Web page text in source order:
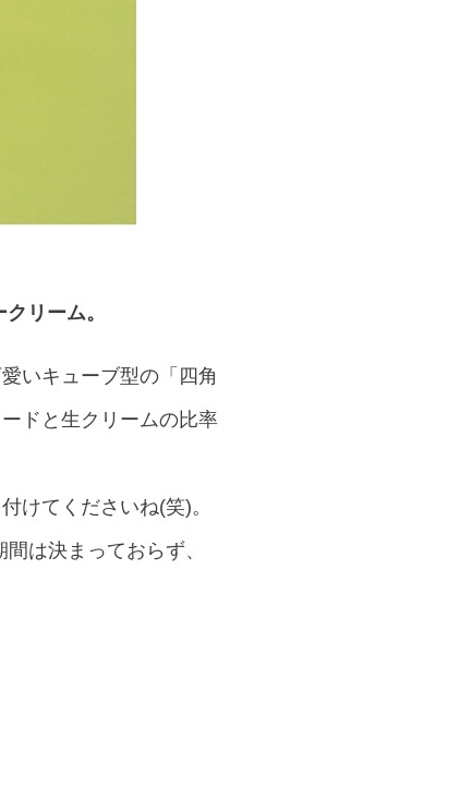
リーム。
いキューブ型の「四角
ドと生クリームの比率
けてくださいね(笑)。
は決まっておらず、